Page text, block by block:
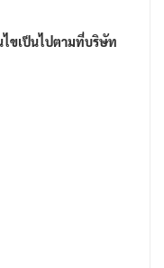
ไขเป็นไปตามที่บริษัท